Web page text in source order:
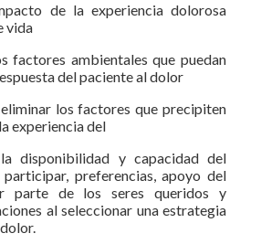
de la experiencia dolorosa
vida
factores ambientales que puedan
del paciente al dolor
los factores que precipiten
experiencia del
disponibilidad y capacidad del
preferencias, apoyo del
parte de los seres queridos y
al seleccionar una estrategia